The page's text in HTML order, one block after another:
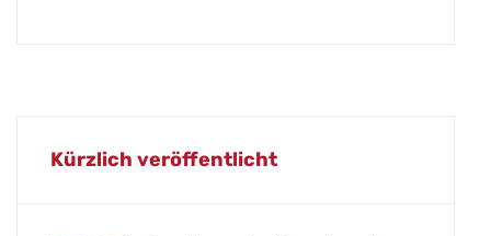
Kürzlich veröffentlicht